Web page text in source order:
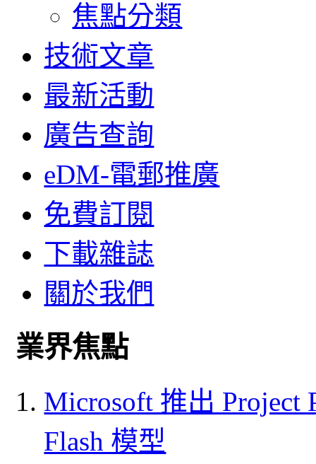
焦點分類
技術文章
最新活動
廣告查詢
eDM-電郵推廣
免費訂閱
下載雜誌
關於我們
業界焦點
Microsoft 推出 Project
Flash 模型